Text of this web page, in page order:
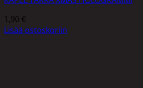
1,90 €
Lisää ostoskoriin